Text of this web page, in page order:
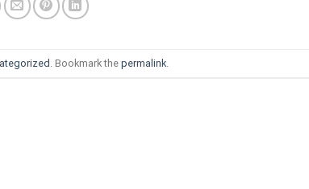
. Bookmark the permalink.